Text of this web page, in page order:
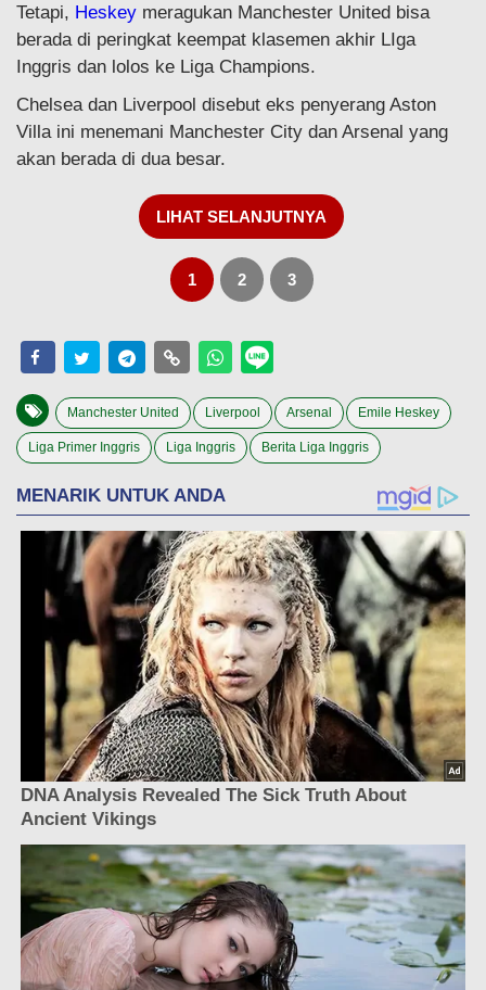
Tetapi, Heskey meragukan Manchester United bisa
berada di peringkat keempat klasemen akhir LIga
Inggris dan lolos ke Liga Champions.
Chelsea dan Liverpool disebut eks penyerang Aston
Villa ini menemani Manchester City dan Arsenal yang
akan berada di dua besar.
LIHAT SELANJUTNYA
1 2 3
Manchester United Liverpool Arsenal Emile Heskey
Liga Primer Inggris Liga Inggris Berita Liga Inggris